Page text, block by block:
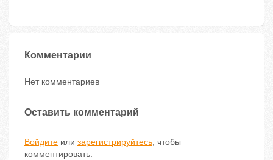
Комментарии
Нет комментариев
Оставить комментарий
Войдите или зарегистрируйтесь, чтобы
комментировать.